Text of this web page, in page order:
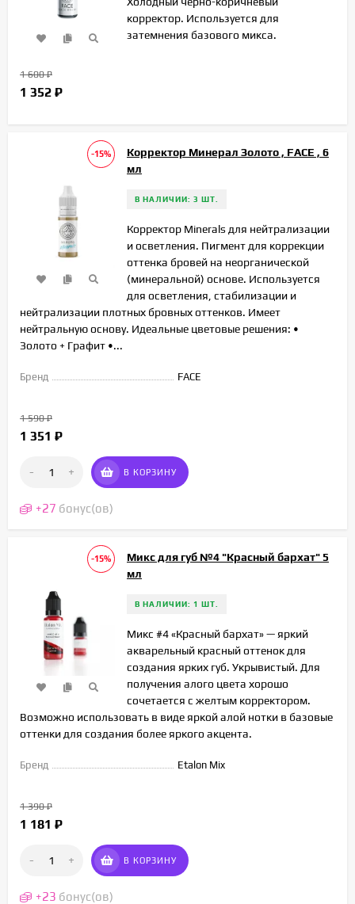
корректор. Используется для
затемнения базового микса.
1 600₽
1 352 ₽
-15%
Корректор Минерал Золото , FACE , 6
мл
В НАЛИЧИИ: 3 ШТ.
Корректор Minerals для нейтрализации
и осветления. Пигмент для коррекции
оттенка бровей на неорганической
(минеральной) основе. Используется
для осветления, стабилизации и
нейтрализации плотных бровных оттенков. Имеет
нейтральную основу. Идеальные цветовые решения: •
Золото + Графит •...
Бренд FACE
1 590₽
1 351 ₽
- + В КОРЗИНУ
+27 бонус(ов)
-15%
Микс для губ №4 "Красный бархат" 5
мл
В НАЛИЧИИ: 1 ШТ.
Микс #4 «Красный бархат» — яркий
акварельный красный оттенок для
создания ярких губ. Укрывистый. Для
получения алого цвета хорошо
сочетается с желтым корректором.
Возможно использовать в виде яркой алой нотки в базовые
оттенки для создания более яркого акцента.
Бренд Etalon Mix
1 390₽
1 181 ₽
- + В КОРЗИНУ
+23 бонус(ов)